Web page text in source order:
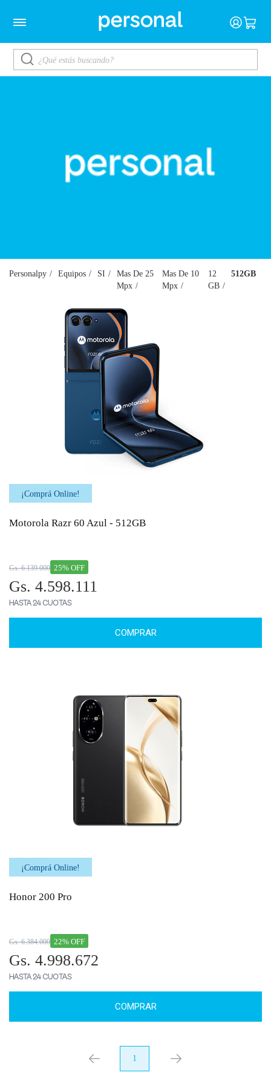
Personalpy Equipos SI
Mas De 25
Mpx
Mas De 10
Mpx
12
GB
512GB
¡Comprá Online!
Motorola Razr 60 Azul - 512GB
25% OFF
Gs. 6.139.000
Gs. 4.598.111
HASTA 24 CUOTAS
COMPRAR
¡Comprá Online!
Honor 200 Pro
22% OFF
Gs. 6.384.000
Gs. 4.998.672
HASTA 24 CUOTAS
COMPRAR
anterior 1 próximo